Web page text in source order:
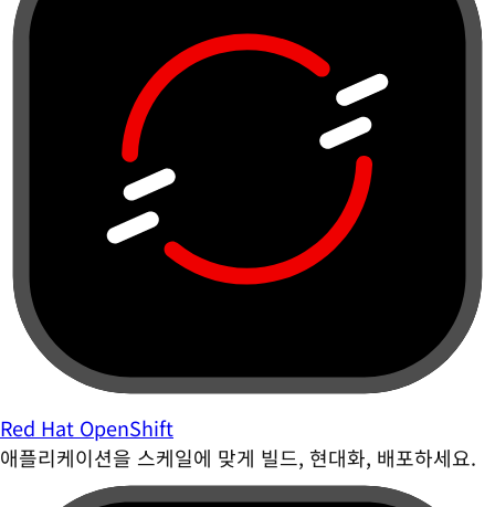
Red Hat OpenShift
애플리케이션을 스케일에 맞게 빌드, 현대화, 배포하세요.